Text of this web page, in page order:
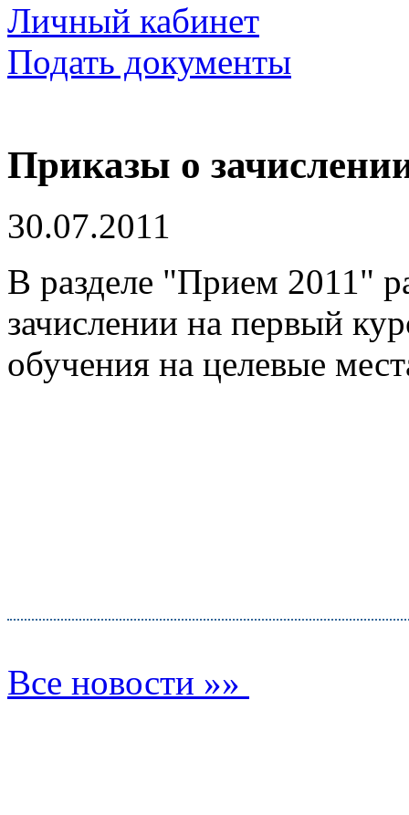
Личный кабинет
Подать документы
Приказы о
30.07.2011
В разделе "Прием 2011"
зачислении на первый
обучения на целевые
Все новости »»